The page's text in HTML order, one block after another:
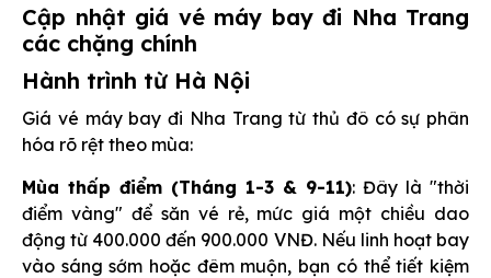
Cập nhật giá vé máy bay đi Nha Trang
các chặng chính
Hành trình từ Hà Nội
Giá vé máy bay đi Nha Trang từ thủ đô có sự phân
hóa rõ rệt theo mùa:
Mùa thấp điểm (Tháng 1-3 & 9-11): Đây là "thời
điểm vàng" để săn vé rẻ, mức giá một chiều dao
động từ 400.000 đến 900.000 VNĐ. Nếu linh hoạt bay
vào sáng sớm hoặc đêm muộn, bạn có thể tiết kiệm